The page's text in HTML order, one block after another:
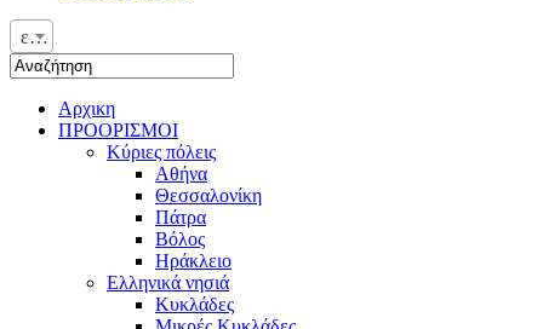
ελ
Αρχικη
ΠΡΟΟΡΙΣΜΟΙ
Κύριες πόλεις
Αθήνα
Θεσσαλονίκη
Πάτρα
Βόλος
Ηράκλειο
Ελληνικά νησιά
Κυκλάδες